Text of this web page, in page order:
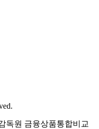
독원 금융상품통합비교